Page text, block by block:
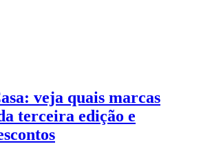
veja quais marcas
terceira edição e